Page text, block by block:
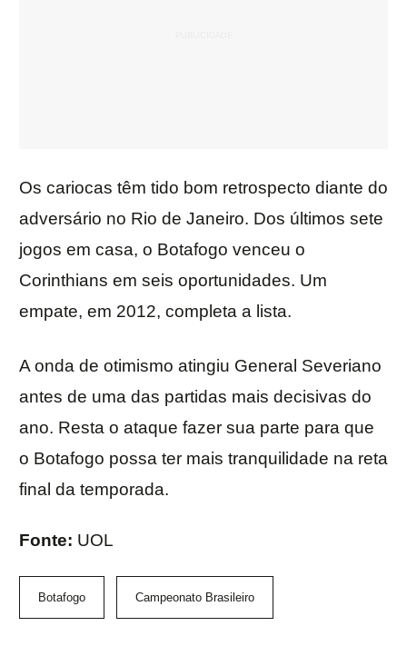
Os cariocas têm tido bom retrospecto diante do
adversário no Rio de Janeiro. Dos últimos sete
jogos em casa, o Botafogo venceu o
Corinthians em seis oportunidades. Um
empate, em 2012, completa a lista.
A onda de otimismo atingiu General Severiano
antes de uma das partidas mais decisivas do
ano. Resta o ataque fazer sua parte para que
o Botafogo possa ter mais tranquilidade na reta
final da temporada.
Fonte: UOL
Botafogo Campeonato Brasileiro